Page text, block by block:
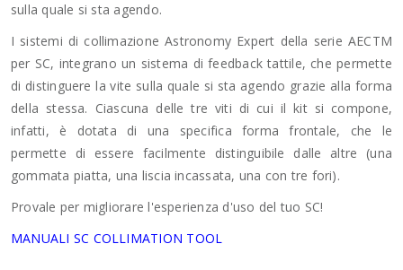
sulla quale si sta agendo.
I sistemi di collimazione Astronomy Expert della serie AECTM
per SC, integrano un sistema di feedback tattile, che permette
di distinguere la vite sulla quale si sta agendo grazie alla forma
della stessa. Ciascuna delle tre viti di cui il kit si compone,
infatti, è dotata di una specifica forma frontale, che le
permette di essere facilmente distinguibile dalle altre (una
gommata piatta, una liscia incassata, una con tre fori).
Provale per migliorare l'esperienza d'uso del tuo SC!
MANUALI SC COLLIMATION TOOL